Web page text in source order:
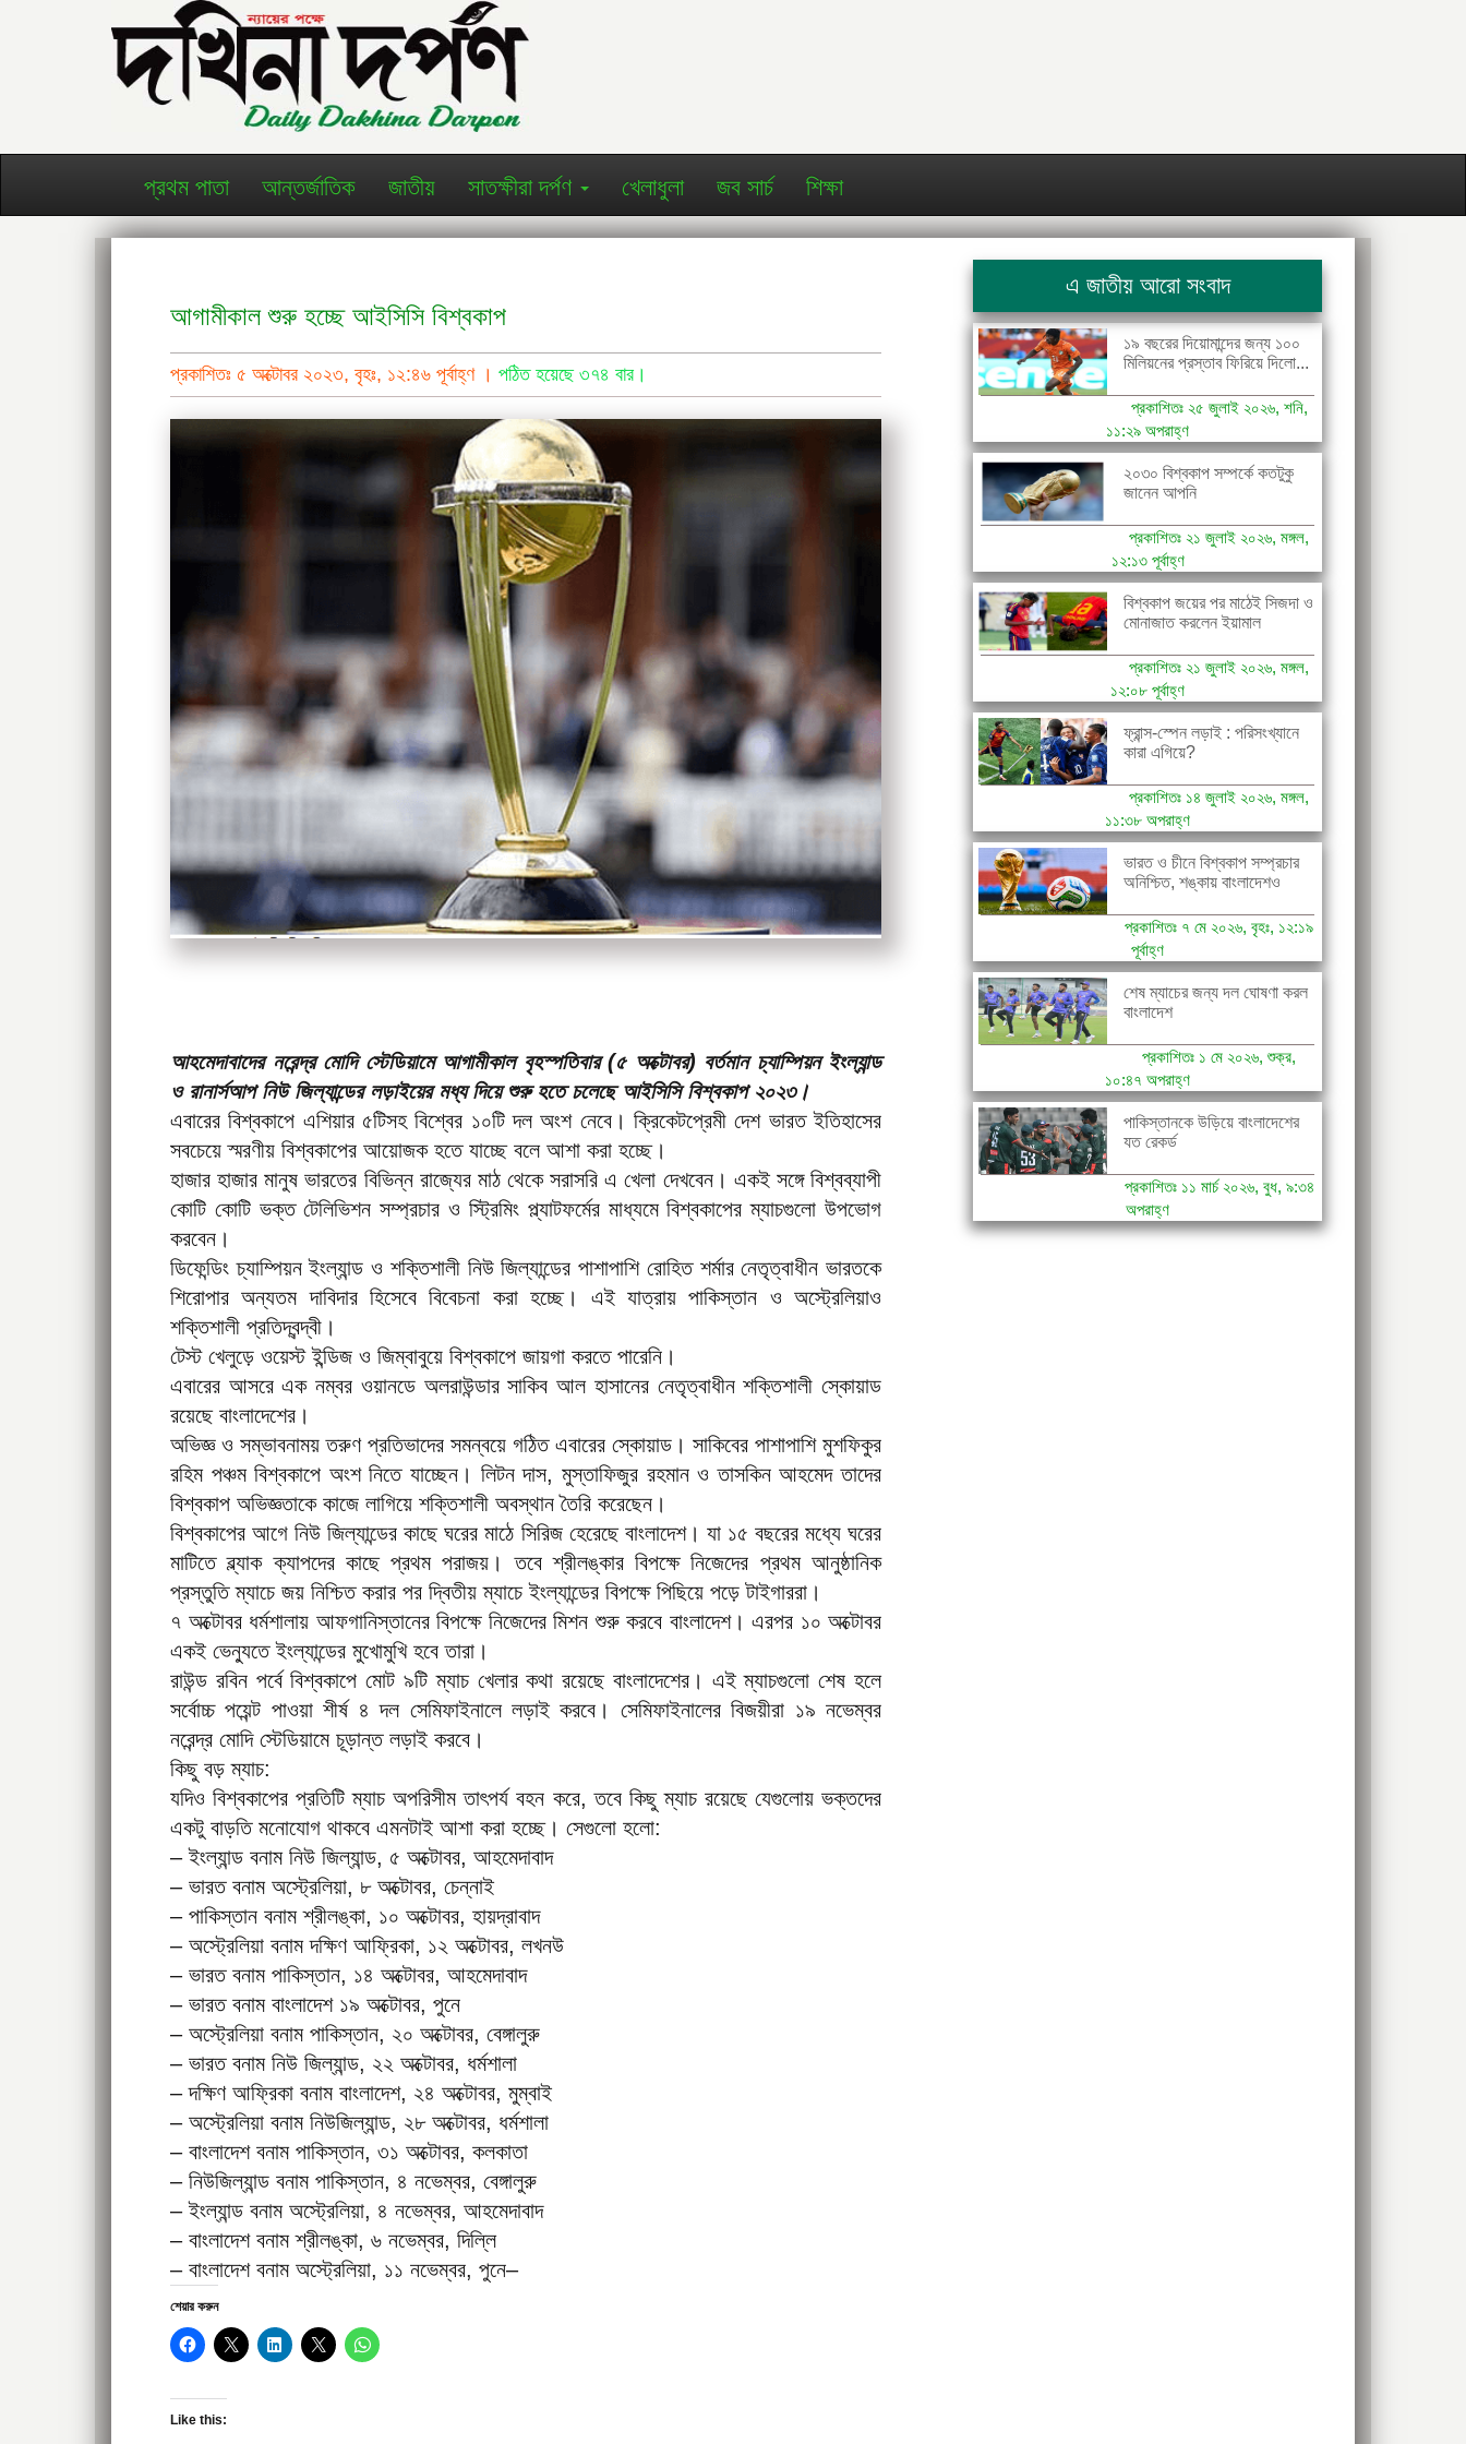
প্রথম পাতা আন্তর্জাতিক জাতীয় সাতক্ষীরা দর্পণ খেলাধুলা জব সার্চ শিক্ষা
আগামীকাল শুরু হচ্ছে আইসিসি বিশ্বকাপ
প্রকাশিতঃ ৫ অক্টোবর ২০২৩, বৃহঃ, ১২:৪৬ পূর্বাহ্ণ । পঠিত হয়েছে ৩৭৪ বার।
আহমেদাবাদের নরেন্দ্র মোদি স্টেডিয়ামে আগামীকাল বৃহস্পতিবার (৫ অক্টোবর) বর্তমান চ্যাম্পিয়ন ইংল্যান্ড
ও রানার্সআপ নিউ জিল্যান্ডের লড়াইয়ের মধ্য দিয়ে শুরু হতে চলেছে আইসিসি বিশ্বকাপ ২০২৩।
এবারের বিশ্বকাপে এশিয়ার ৫টিসহ বিশ্বের ১০টি দল অংশ নেবে। ক্রিকেটপ্রেমী দেশ ভারত ইতিহাসের
সবচেয়ে স্মরণীয় বিশ্বকাপের আয়োজক হতে যাচ্ছে বলে আশা করা হচ্ছে।
হাজার হাজার মানুষ ভারতের বিভিন্ন রাজ্যের মাঠ থেকে সরাসরি এ খেলা দেখবেন। একই সঙ্গে বিশ্বব্যাপী
কোটি কোটি ভক্ত টেলিভিশন সম্প্রচার ও স্ট্রিমিং প্ল্যাটফর্মের মাধ্যমে বিশ্বকাপের ম্যাচগুলো উপভোগ
করবেন।
ডিফেন্ডিং চ্যাম্পিয়ন ইংল্যান্ড ও শক্তিশালী নিউ জিল্যান্ডের পাশাপাশি রোহিত শর্মার নেতৃত্বাধীন ভারতকে
শিরোপার অন্যতম দাবিদার হিসেবে বিবেচনা করা হচ্ছে। এই যাত্রায় পাকিস্তান ও অস্ট্রেলিয়াও
শক্তিশালী প্রতিদ্বন্দ্বী।
টেস্ট খেলুড়ে ওয়েস্ট ইন্ডিজ ও জিম্বাবুয়ে বিশ্বকাপে জায়গা করতে পারেনি।
এবারের আসরে এক নম্বর ওয়ানডে অলরাউন্ডার সাকিব আল হাসানের নেতৃত্বাধীন শক্তিশালী স্কোয়াড
রয়েছে বাংলাদেশের।
অভিজ্ঞ ও সম্ভাবনাময় তরুণ প্রতিভাদের সমন্বয়ে গঠিত এবারের স্কোয়াড। সাকিবের পাশাপাশি মুশফিকুর
রহিম পঞ্চম বিশ্বকাপে অংশ নিতে যাচ্ছেন। লিটন দাস, মুস্তাফিজুর রহমান ও তাসকিন আহমেদ তাদের
বিশ্বকাপ অভিজ্ঞতাকে কাজে লাগিয়ে শক্তিশালী অবস্থান তৈরি করেছেন।
বিশ্বকাপের আগে নিউ জিল্যান্ডের কাছে ঘরের মাঠে সিরিজ হেরেছে বাংলাদেশ। যা ১৫ বছরের মধ্যে ঘরের
মাটিতে ব্ল্যাক ক্যাপদের কাছে প্রথম পরাজয়। তবে শ্রীলঙ্কার বিপক্ষে নিজেদের প্রথম আনুষ্ঠানিক
প্রস্তুতি ম্যাচে জয় নিশ্চিত করার পর দ্বিতীয় ম্যাচে ইংল্যান্ডের বিপক্ষে পিছিয়ে পড়ে টাইগাররা।
৭ অক্টোবর ধর্মশালায় আফগানিস্তানের বিপক্ষে নিজেদের মিশন শুরু করবে বাংলাদেশ। এরপর ১০ অক্টোবর
একই ভেন্যুতে ইংল্যান্ডের মুখোমুখি হবে তারা।
রাউন্ড রবিন পর্বে বিশ্বকাপে মোট ৯টি ম্যাচ খেলার কথা রয়েছে বাংলাদেশের। এই ম্যাচগুলো শেষ হলে
সর্বোচ্চ পয়েন্ট পাওয়া শীর্ষ ৪ দল সেমিফাইনালে লড়াই করবে। সেমিফাইনালের বিজয়ীরা ১৯ নভেম্বর
নরেন্দ্র মোদি স্টেডিয়ামে চূড়ান্ত লড়াই করবে।
কিছু বড় ম্যাচ:
যদিও বিশ্বকাপের প্রতিটি ম্যাচ অপরিসীম তাৎপর্য বহন করে, তবে কিছু ম্যাচ রয়েছে যেগুলোয় ভক্তদের
একটু বাড়তি মনোযোগ থাকবে এমনটাই আশা করা হচ্ছে। সেগুলো হলো:
– ইংল্যান্ড বনাম নিউ জিল্যান্ড, ৫ অক্টোবর, আহমেদাবাদ
– ভারত বনাম অস্ট্রেলিয়া, ৮ অক্টোবর, চেন্নাই
– পাকিস্তান বনাম শ্রীলঙ্কা, ১০ অক্টোবর, হায়দ্রাবাদ
– অস্ট্রেলিয়া বনাম দক্ষিণ আফ্রিকা, ১২ অক্টোবর, লখনউ
– ভারত বনাম পাকিস্তান, ১৪ অক্টোবর, আহমেদাবাদ
– ভারত বনাম বাংলাদেশ ১৯ অক্টোবর, পুনে
– অস্ট্রেলিয়া বনাম পাকিস্তান, ২০ অক্টোবর, বেঙ্গালুরু
– ভারত বনাম নিউ জিল্যান্ড, ২২ অক্টোবর, ধর্মশালা
– দক্ষিণ আফ্রিকা বনাম বাংলাদেশ, ২৪ অক্টোবর, মুম্বাই
– অস্ট্রেলিয়া বনাম নিউজিল্যান্ড, ২৮ অক্টোবর, ধর্মশালা
– বাংলাদেশ বনাম পাকিস্তান, ৩১ অক্টোবর, কলকাতা
– নিউজিল্যান্ড বনাম পাকিস্তান, ৪ নভেম্বর, বেঙ্গালুরু
– ইংল্যান্ড বনাম অস্ট্রেলিয়া, ৪ নভেম্বর, আহমেদাবাদ
– বাংলাদেশ বনাম শ্রীলঙ্কা, ৬ নভেম্বর, দিল্লি
– বাংলাদেশ বনাম অস্ট্রেলিয়া, ১১ নভেম্বর, পুনে–
শেয়ার করুন
Like this:
এ জাতীয় আরো সংবাদ
১৯ বছরের দিয়োমান্দের জন্য ১০০
মিলিয়নের প্রস্তাব ফিরিয়ে দিলো...
প্রকাশিতঃ ২৫ জুলাই ২০২৬, শনি,
১১:২৯ অপরাহ্ণ
২০৩০ বিশ্বকাপ সম্পর্কে কতটুকু
জানেন আপনি
প্রকাশিতঃ ২১ জুলাই ২০২৬, মঙ্গল,
১২:১৩ পূর্বাহ্ণ
বিশ্বকাপ জয়ের পর মাঠেই সিজদা ও
মোনাজাত করলেন ইয়ামাল
প্রকাশিতঃ ২১ জুলাই ২০২৬, মঙ্গল,
১২:০৮ পূর্বাহ্ণ
ফ্রান্স-স্পেন লড়াই : পরিসংখ্যানে
কারা এগিয়ে?
প্রকাশিতঃ ১৪ জুলাই ২০২৬, মঙ্গল,
১১:৩৮ অপরাহ্ণ
ভারত ও চীনে বিশ্বকাপ সম্প্রচার
অনিশ্চিত, শঙ্কায় বাংলাদেশও
প্রকাশিতঃ ৭ মে ২০২৬, বৃহঃ, ১২:১৯
পূর্বাহ্ণ
শেষ ম্যাচের জন্য দল ঘোষণা করল
বাংলাদেশ
প্রকাশিতঃ ১ মে ২০২৬, শুক্র,
১০:৪৭ অপরাহ্ণ
পাকিস্তানকে উড়িয়ে বাংলাদেশের
যত রেকর্ড
প্রকাশিতঃ ১১ মার্চ ২০২৬, বুধ, ৯:৩৪
অপরাহ্ণ